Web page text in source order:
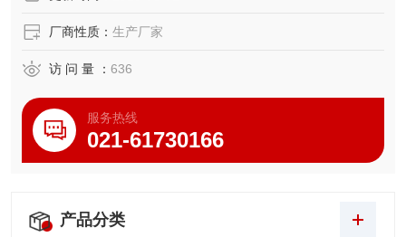
厂商性质： 生产厂家
访 问 量 ： 636
服务热线
021-61730166
产品分类